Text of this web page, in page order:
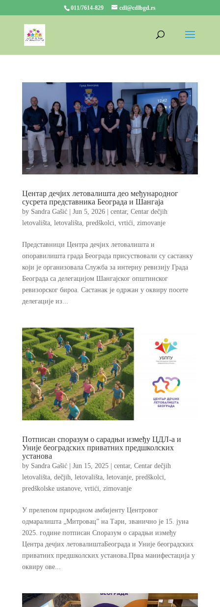
011/7614-829 cdl@cdlbgd.rs
Центар дечјих летовалишта део међународног
сусрета представника Београда и Шангаја
by Sandra Gašić| Jun 5, 2026| centar, Centar dečjih
letovališta, letovališta, predškolci, vrtići, zimovanje
Представници Центра дечјих летовалишта и
опоравилишта града Београда присуствовали су састанку
који је организовала Служба за интерну ревизију Града
Београда са делегацијом Шангајског општинског
ревизорског бироа. Састанак је одржан у оквиру посете
делегације из...
Потписан споразум о сарадњи између ЦДЛ-а и
Уније београдских приватних предшколских
установа
by Sandra Gašić| Jun 15, 2025| centar, Centar dečjih
letovališta, dečjih letovališta, letovanje, predškolci
predškolske ustanove, vrtići zimovanje
У прелепом природном амбијенту Центровог
одмаралишта „Митровац” на Тари, званично je 15. јуна
2025. године потписан Споразум о сарадњи између
Центра дечјих летовалиштаБеограда и Уније београдских
приватних предшколских установа.Прва манифестација у
оквиру ове...